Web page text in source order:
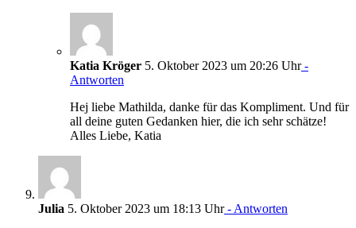
Katia Kröger 5. Oktober 2023 um 20:26 Uhr-
Antworten
Hej liebe Mathilda, danke für das Kompliment. Und für
all deine guten Gedanken hier, die ich sehr schätze!
Alles Liebe, Katia
Julia 5. Oktober 2023 um 18:13 Uhr- Antworten